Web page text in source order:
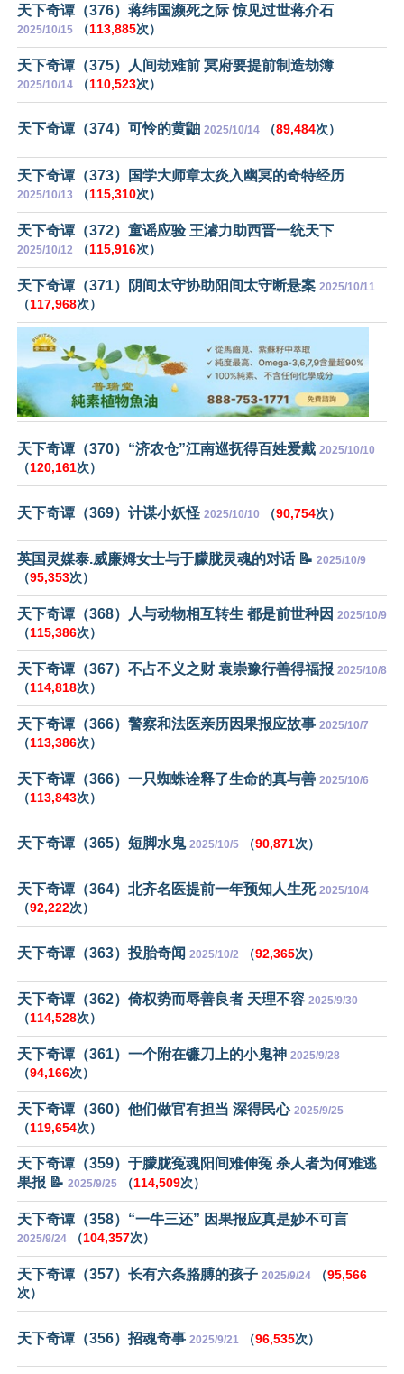
天下奇谭（376）蒋纬国濒死之际 惊见过世蒋介石
2025/10/15 （113,885次）
天下奇谭（375）人间劫难前 冥府要提前制造劫簿
2025/10/14 （110,523次）
天下奇谭（374）可怜的黄鼬 2025/10/14 （89,484次）
天下奇谭（373）国学大师章太炎入幽冥的奇特经历
2025/10/13 （115,310次）
天下奇谭（372）童谣应验 王濬力助西晋一统天下
2025/10/12 （115,916次）
天下奇谭（371）阴间太守协助阳间太守断悬案 2025/10/11
（117,968次）
天下奇谭（370）“济农仓”江南巡抚得百姓爱戴 2025/10/10
（120,161次）
天下奇谭（369）计谋小妖怪 2025/10/10 （90,754次）
英国灵媒泰.威廉姆女士与于朦胧灵魂的对话 📝 2025/10/9
（95,353次）
天下奇谭（368）人与动物相互转生 都是前世种因 2025/10/9
（115,386次）
天下奇谭（367）不占不义之财 袁崇豫行善得福报 2025/10/8
（114,818次）
天下奇谭（366）警察和法医亲历因果报应故事 2025/10/7
（113,386次）
天下奇谭（366）一只蜘蛛诠释了生命的真与善 2025/10/6
（113,843次）
天下奇谭（365）短脚水鬼 2025/10/5 （90,871次）
天下奇谭（364）北齐名医提前一年预知人生死 2025/10/4
（92,222次）
天下奇谭（363）投胎奇闻 2025/10/2 （92,365次）
天下奇谭（362）倚权势而辱善良者 天理不容 2025/9/30
（114,528次）
天下奇谭（361）一个附在镰刀上的小鬼神 2025/9/28
（94,166次）
天下奇谭（360）他们做官有担当 深得民心 2025/9/25
（119,654次）
天下奇谭（359）于朦胧冤魂阳间难伸冤 杀人者为何难逃
果报 📝 2025/9/25 （114,509次）
天下奇谭（358）“一牛三还” 因果报应真是妙不可言
2025/9/24 （104,357次）
天下奇谭（357）长有六条胳膊的孩子 2025/9/24 （95,566
次）
天下奇谭（356）招魂奇事 2025/9/21 （96,535次）